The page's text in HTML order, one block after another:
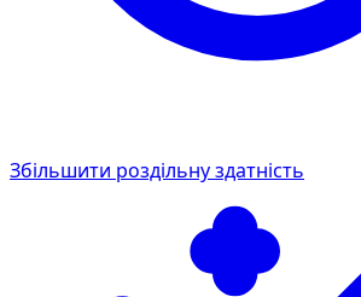
Збільшити роздільну здатність